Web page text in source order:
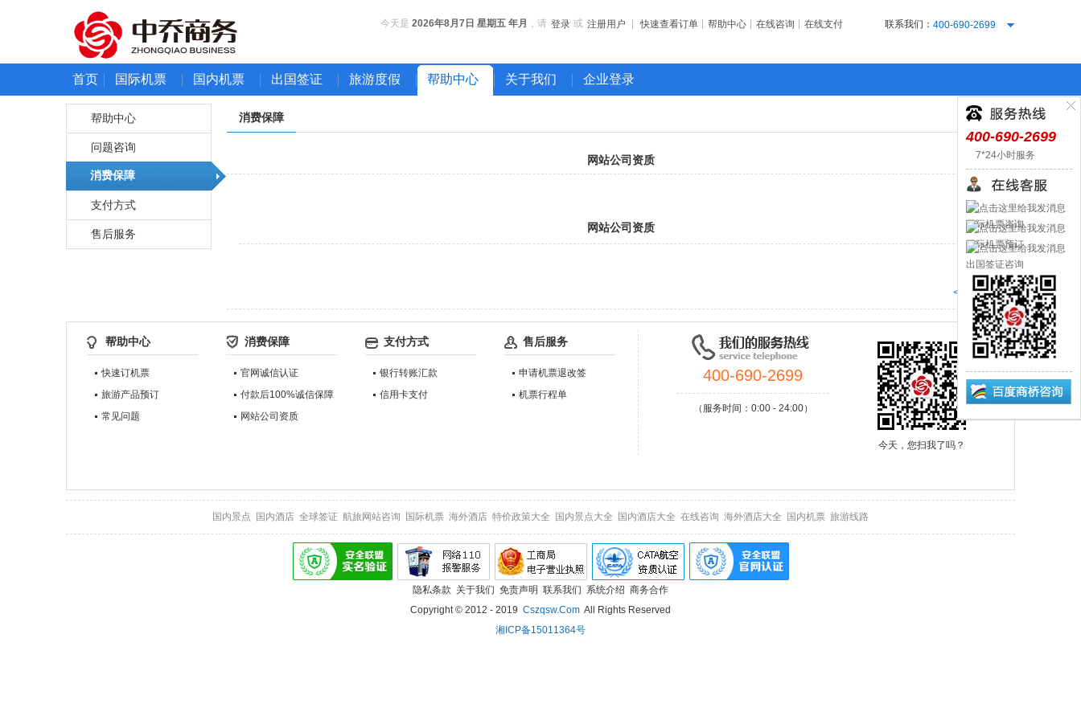
今天是 2026年8月7日 星期五 年月 ，请 登录 或 注册用户 快速查看订单 帮助中心 在线咨询 在线支付 联系我们： 400-690-2699
首页 国际机票 国内机票 出国签证 旅游度假 帮助中心 关于我们 企业登录
帮助中心
问题咨询
消费保障
支付方式
售后服务
消费保障
网站公司资质
网站公司资质
<<返回列表
帮助中心
快速订机票
旅游产品预订
常见问题
消费保障
官网诚信认证
付款后100%诚信保障
网站公司资质
支付方式
银行转账汇款
信用卡支付
售后服务
申请机票退改签
机票行程单
今天，您扫我了吗？
400-690-2699
（服务时间：0:00 - 24:00）
国内景点 国内酒店 全球签证 航旅网站咨询 国际机票 海外酒店 特价政策大全 国内景点大全 国内酒店大全 在线咨询 海外酒店大全 国内机票 旅游线路
隐私条款 关于我们 免责声明 联系我们 系统介绍 商务合作
Copyright © 2012 - 2019 Cszqsw.com All Rights Reserved
湘ICP备15011364号
400-690-2699
7*24小时服务
国际机票咨询
国际机票预订
出国签证咨询